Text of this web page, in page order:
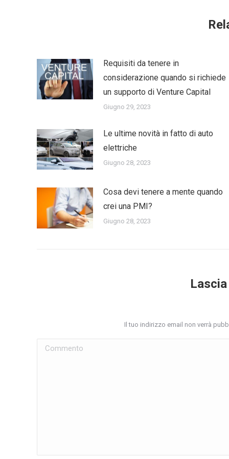
Requisiti da tenere in
considerazione quando si richiede
un supporto di Venture Capital
Giugno 29, 2023
Le ultime novità in fatto di auto
elettriche
Giugno 28, 2023
Cosa devi tenere a mente quando
crei una PMI?
Giugno 28, 2023
Il tuo indirizzo email non verrà
Commento